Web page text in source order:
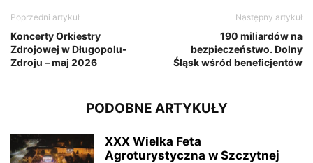
Poprzedni artykuł
Koncerty Orkiestry
Zdrojowej w Długopolu-
Zdroju – maj 2026
Następny artykuł
190 miliardów na
bezpieczeństwo. Dolny
Śląsk wśród beneficjentów
PODOBNE ARTYKUŁY
XXX Wielka Feta
Agroturystyczna w Szczytnej